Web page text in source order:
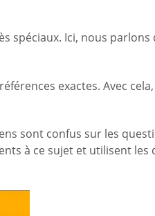
spéciaux. Ici, nous parlons
exactes. Avec
sont confus sur les
à ce sujet et utilisent les